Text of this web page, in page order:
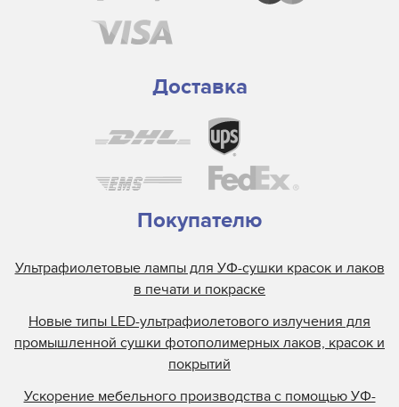
Доставка
Покупателю
Ультрафиолетовые лампы для УФ-сушки красок и лаков
в печати и покраске
Новые типы LED-ультрафиолетового излучения для
промышленной сушки фотополимерных лаков, красок и
покрытий
Ускорение мебельного производства с помощью УФ-